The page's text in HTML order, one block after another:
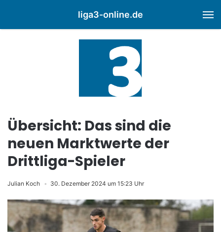
liga3-online.de
Übersicht: Das sind die
neuen Marktwerte der
Drittliga-Spieler
Julian Koch 30. Dezember 2024 um 15:23 Uhr